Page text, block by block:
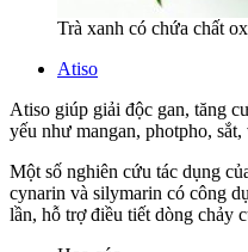
Trà xanh có chứa chất
Atiso
Atiso giúp giải độc gan, tăng
yếu như mangan, photpho,
Một số nghiên cứu tác dụng
cynarin và silymarin có công
lần, hỗ trợ điều tiết dòng chảy